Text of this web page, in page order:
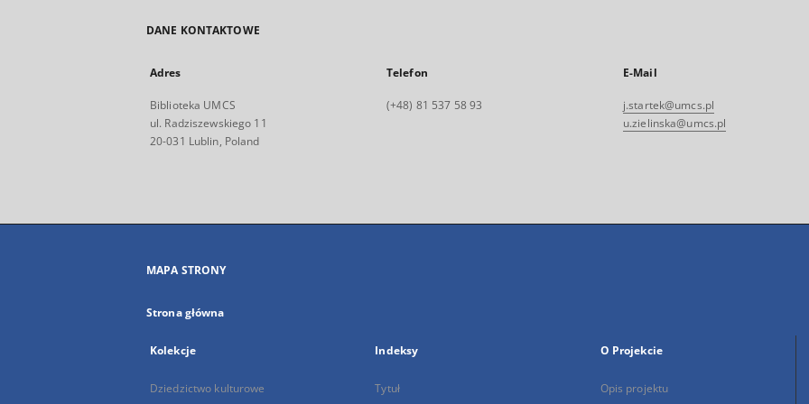
DANE KONTAKTOWE
Adres
Biblioteka UMCS
ul. Radziszewskiego 11
20-031 Lublin, Poland
Telefon
(+48) 81 537 58 93
E-Mail
j.startek@umcs.pl
u.zielinska@umcs.pl
MAPA STRONY
Strona główna
Kolekcje
Dziedzictwo kulturowe
Indeksy
Tytuł
O Projekcie
Opis projektu